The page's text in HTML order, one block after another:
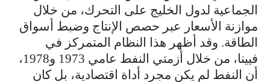
الجماعية لدول الخليج على التحرك، من خلال
موازنة الأسعار عبر حصص الإنتاج وضبط أسواق
الطاقة. وقد أظهر هذا النظام المتمركز في
فيينا، من خلال أزمتي النفط عامي 1973 و1978،
أن النفط لم يكن مجرد أداة اقتصادية، بل كان